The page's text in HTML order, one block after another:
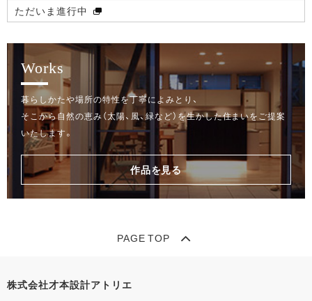
ただいま進行中
Works
暮らしかたや場所の特性を丁寧によみとり、
そこから自然の恵み（太陽、風、緑など）を生かした住まいをご提案
いたします。
作品を見る
PAGE TOP
株式会社才本設計アトリエ